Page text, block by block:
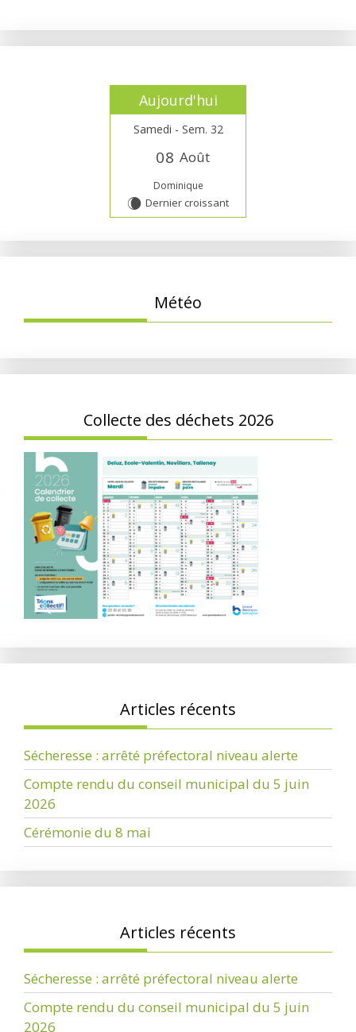
Aujourd'hui
Samedi - Sem. 32
08 Août
Dominique
W Dernier croissant
Météo
Collecte des déchets 2026
Articles récents
Sécheresse : arrêté préfectoral niveau alerte
Compte rendu du conseil municipal du 5 juin
2026
Cérémonie du 8 mai
Articles récents
Sécheresse : arrêté préfectoral niveau alerte
Compte rendu du conseil municipal du 5 juin
2026